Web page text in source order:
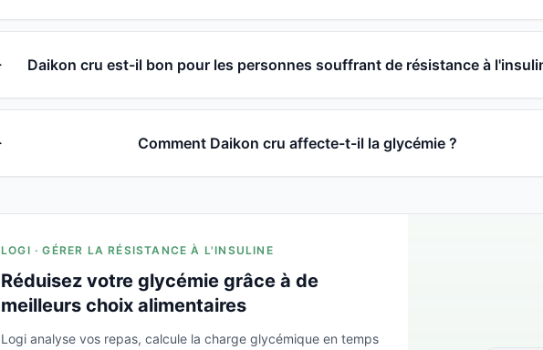
Daikon cru est-il bon pour les personnes souffrant de résistance à
Comment Daikon cru affecte-t-il la glycémie ?
LOGI · GÉRER LA RÉSISTANCE À L'INSULINE
Réduisez votre glycémie grâce à de
meilleurs choix alimentaires
Logi analyse vos repas, calcule la charge glycémique en temps